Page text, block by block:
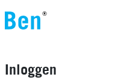
Inloggen